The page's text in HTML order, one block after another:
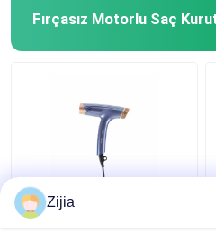
Ev İçin Yüksek Hızlı
Fırçasız Motorlu Saç
Zijia